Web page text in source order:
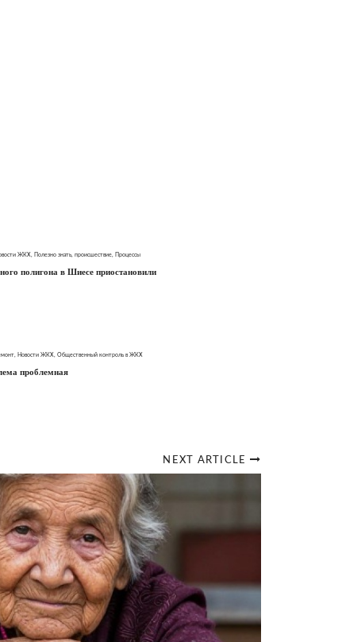
ЖКХ Полезно знать, происшествие Процессы
полигона в Шиесе приостановили
Новости ЖКХ Общественный контроль в ЖКХ
проблемная
NEXT ARTICLE